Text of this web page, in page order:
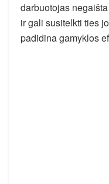
darbuotojas
ir gali susitelkti ties
padidina gamyklos